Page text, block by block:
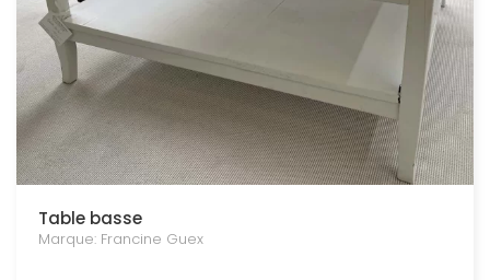
Table basse
Marque: Francine Guex